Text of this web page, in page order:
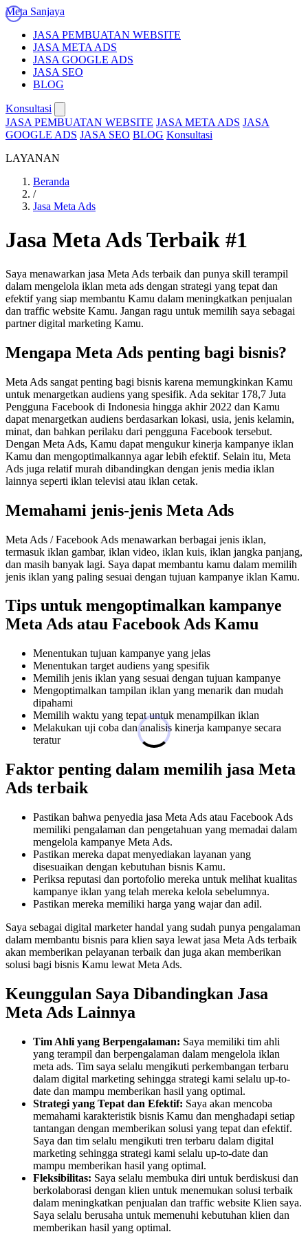
Meta Sanjaya
JASA PEMBUATAN WEBSITE
JASA META ADS
JASA GOOGLE ADS
JASA SEO
BLOG
Konsultasi
JASA PEMBUATAN WEBSITE JASA META ADS JASA
GOOGLE ADS JASA SEO BLOG Konsultasi
LAYANAN
Beranda
/
Jasa Meta Ads
Jasa Meta Ads Terbaik #1
Saya menawarkan jasa Meta Ads terbaik dan punya skill terampil
dalam mengelola iklan meta ads dengan strategi yang tepat dan
efektif yang siap membantu Kamu dalam meningkatkan penjualan
dan traffic website Kamu. Jangan ragu untuk memilih saya sebagai
partner digital marketing Kamu.
Mengapa Meta Ads penting bagi bisnis?
Meta Ads sangat penting bagi bisnis karena memungkinkan Kamu
untuk menargetkan audiens yang spesifik. Ada sekitar 178,7 Juta
Pengguna Facebook di Indonesia hingga akhir 2022 dan Kamu
dapat menargetkan audiens berdasarkan lokasi, usia, jenis kelamin,
minat, dan bahkan perilaku dari pengguna Facebook tersebut.
Dengan Meta Ads, Kamu dapat mengukur kinerja kampanye iklan
Kamu dan mengoptimalkannya agar lebih efektif. Selain itu, Meta
Ads juga relatif murah dibandingkan dengan jenis media iklan
lainnya seperti iklan televisi atau iklan cetak.
Memahami jenis-jenis Meta Ads
Meta Ads / Facebook Ads menawarkan berbagai jenis iklan,
termasuk iklan gambar, iklan video, iklan kuis, iklan jangka panjang,
dan masih banyak lagi. Saya dapat membantu kamu dalam memilih
jenis iklan yang paling sesuai dengan tujuan kampanye iklan Kamu.
Tips untuk mengoptimalkan kampanye
Meta Ads atau Facebook Ads Kamu
Menentukan tujuan kampanye yang jelas
Menentukan target audiens yang spesifik
Memilih jenis iklan yang sesuai dengan tujuan kampanye
Mengoptimalkan tampilan iklan yang menarik dan mudah
dipahami
Memilih waktu yang tepat untuk menampilkan iklan
Melakukan uji coba dan analisis kinerja kampanye secara
teratur
Faktor penting dalam memilih jasa Meta
Ads terbaik
Pastikan bahwa penyedia jasa Meta Ads atau Facebook Ads
memiliki pengalaman dan pengetahuan yang memadai dalam
mengelola kampanye Meta Ads.
Pastikan mereka dapat menyediakan layanan yang
disesuaikan dengan kebutuhan bisnis Kamu.
Periksa reputasi dan portofolio mereka untuk melihat kualitas
kampanye iklan yang telah mereka kelola sebelumnya.
Pastikan mereka memiliki harga yang wajar dan adil.
Saya sebagai digital marketer handal yang sudah punya pengalaman
dalam membantu bisnis para klien saya lewat jasa Meta Ads terbaik
akan memberikan pelayanan terbaik dan juga akan memberikan
solusi bagi bisnis Kamu lewat Meta Ads.
Keunggulan Saya Dibandingkan Jasa
Meta Ads Lainnya
Tim Ahli yang Berpengalaman: Saya memiliki tim ahli
yang terampil dan berpengalaman dalam mengelola iklan
meta ads. Tim saya selalu mengikuti perkembangan terbaru
dalam digital marketing sehingga strategi kami selalu up-to-
date dan mampu memberikan hasil yang optimal.
Strategi yang Tepat dan Efektif: Saya akan mencoba
memahami karakteristik bisnis Kamu dan menghadapi setiap
tantangan dengan memberikan solusi yang tepat dan efektif.
Saya dan tim selalu mengikuti tren terbaru dalam digital
marketing sehingga strategi kami selalu up-to-date dan
mampu memberikan hasil yang optimal.
Fleksibilitas: Saya selalu membuka diri untuk berdiskusi dan
berkolaborasi dengan klien untuk menemukan solusi terbaik
dalam meningkatkan penjualan dan traffic website Klien saya.
Saya selalu berusaha untuk memenuhi kebutuhan klien dan
memberikan hasil yang optimal.